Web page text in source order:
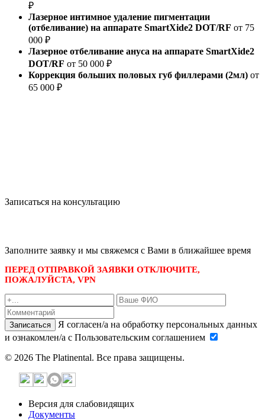
₽
Лазерное интимное удаление пигментации
(отбеливание) на аппарате SmartXide2 DOT/RF от 75
000 ₽
Лазерное отбеливание ануса на аппарате SmartXide2
DOT/RF от 50 000 ₽
Коррекция больших половых губ филлерами (2мл) от
65 000 ₽
Записаться на консультацию
Заполните заявку и мы свяжемся с Вами в ближайшее время
ПЕРЕД ОТПРАВКОЙ ЗАЯВКИ ОТКЛЮЧИТЕ,
ПОЖАЛУЙСТА, VPN
Записаться
Я согласен/а на обработку персональных данных
и ознакомлен/а с Пользовательским соглашением
© 2026 The Platinental. Все права защищены.
Версия для слабовидящих
Документы